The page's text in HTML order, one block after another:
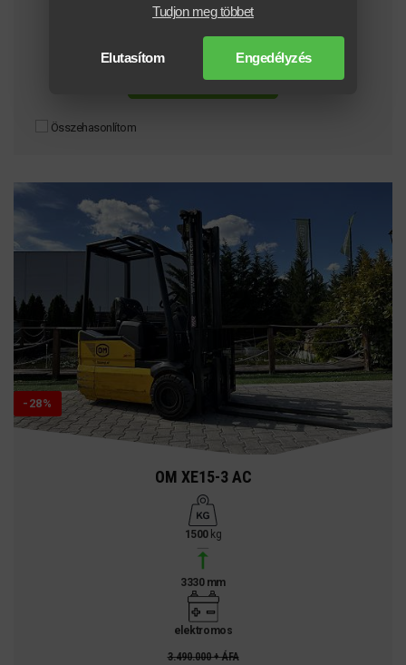
Tudjon meg többet
Elutasítom Engedélyzés
BŐVEBB INFORMÁCIÓ
Összehasonlítom
-28%
OM XE15-3 AC
1500kg
3330 mm
elektromos
3.490.000 + ÁFA